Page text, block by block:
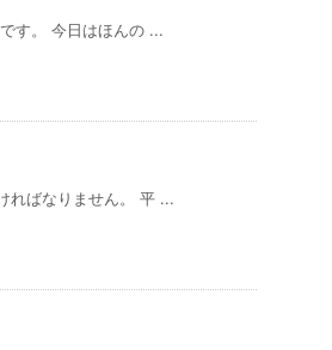
す。 今日はほんの ...
ればなりません。 平 ...